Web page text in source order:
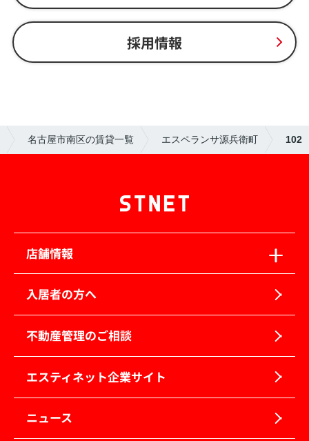
採用情報
名古屋市南区の賃貸一覧 エスペランサ源兵衛町 102
店舗情報
入居者の方へ
不動産管理のご相談
エスティネット企業サイト
ニュース